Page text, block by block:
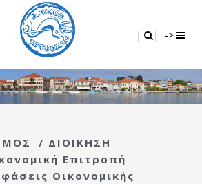
| | ->
/ ΔΙΟΙΚΗΣΗ
Επιτροπή
Οικονομικής